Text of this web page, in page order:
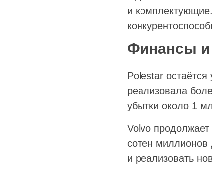
и
Финансы и
Polestar
реализовала
убытки около 1
Volvo
сотен миллионов
и реализовать